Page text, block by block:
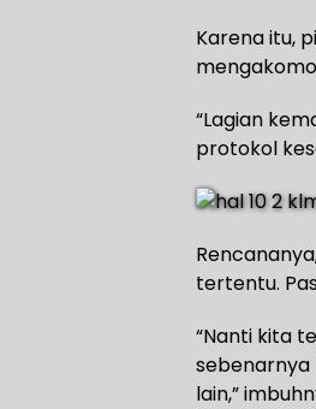
Karena itu,
“Lagian
protokol
tertentu.
“Nanti kita
sebenarnya
lain,”